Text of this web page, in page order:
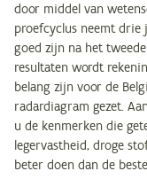
door middel van
proefcyclus neemt drie
goed zijn na het
resultaten wordt
belang zijn voor de
radardiagram gezet.
u de kenmerken die
legervastheid, droge
beter doen dan de